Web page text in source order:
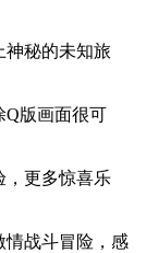
秘的未知旅
版画面很可
更多惊喜乐
战斗冒险，感